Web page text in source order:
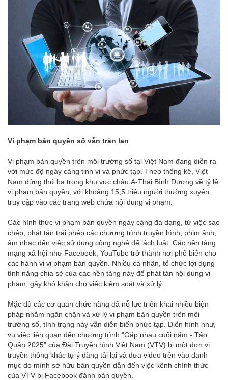
Vi phạm bản quyền số vẫn tràn lan
Vi phạm bản quyền trên môi trường số tại Việt Nam đang diễn ra
với mức độ ngày càng tinh vi và phức tạp. Theo thống kê, Việt
Nam đứng thứ ba trong khu vực châu Á-Thái Bình Dương về tỷ lệ
vi phạm bản quyền, với khoảng 15,5 triệu người thường xuyên
truy cập vào các trang web chứa nội dung vi phạm.
Các hình thức vi phạm bản quyền ngày càng đa dạng, từ việc sao
chép, phát tán trái phép các chương trình truyền hình, phim ảnh,
âm nhạc đến việc sử dụng công nghệ để lách luật. Các nền tảng
mạng xã hội như Facebook, YouTube trở thành nơi phổ biến cho
các hành vi vi phạm bản quyền. Nhiều cá nhân, tổ chức lợi dụng
tính năng chia sẻ của các nền tảng này để phát tán nội dung vi
phạm, gây khó khăn cho việc kiểm soát và xử lý.
Mặc dù các cơ quan chức năng đã nỗ lực triển khai nhiều biện
pháp nhằm ngăn chặn và xử lý vi phạm bản quyền trên môi
trường số, tình trạng này vẫn diễn biến phức tạp. Điển hình như,
vụ việc liên quan đến chương trình "Gặp nhau cuối năm - Táo
Quân 2025" của Đài Truyền hình Việt Nam (VTV) bị một đơn vị
truyền thông khác tự ý đăng tải lại và đưa video trên vào danh
mục do mình sở hữu bản quyền dẫn đến việc kênh chính thức
của VTV bị Facebook đánh bản quyền.